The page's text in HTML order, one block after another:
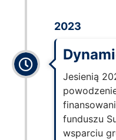
2023
Jesienią
funduszu
wsparciu